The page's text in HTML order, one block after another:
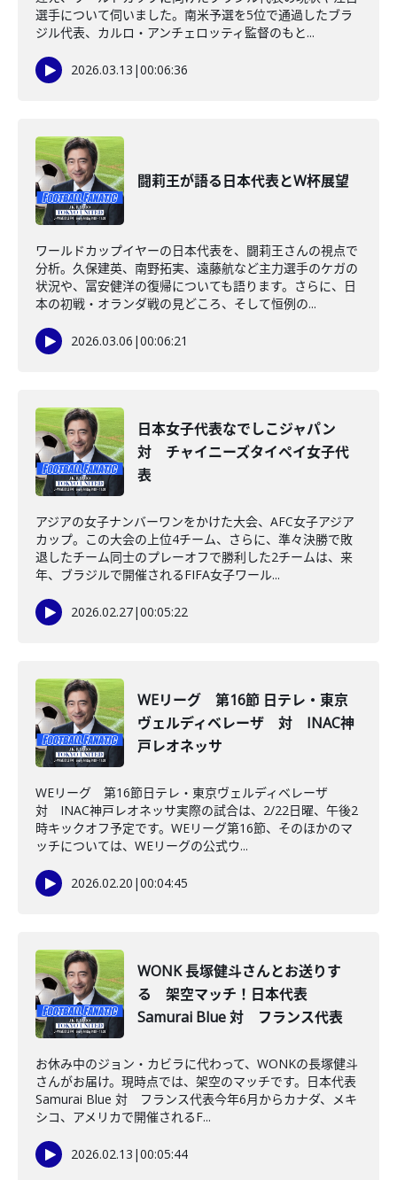
選手について伺いました。南米予選を5位で通過したブラ
ジル代表、カルロ・アンチェロッティ監督のもと...
2026.03.13 |00:06:36
闘莉王が語る日本代表とW杯展望
ワールドカップイヤーの日本代表を、闘莉王さんの視点で
分析。久保建英、南野拓実、遠藤航など主力選手のケガの
状況や、冨安健洋の復帰についても語ります。さらに、日
本の初戦・オランダ戦の見どころ、そして恒例の...
2026.03.06 |00:06:21
日本女子代表なでしこジャパン
対 チャイニーズタイペイ女子代
表
アジアの女子ナンバーワンをかけた大会、AFC女子アジア
カップ。この大会の上位4チーム、さらに、準々決勝で敗
退したチーム同士のプレーオフで勝利した2チームは、来
年、ブラジルで開催されるFIFA女子ワール...
2026.02.27|00:05:22
WEリーグ 第16節 日テレ・東京
ヴェルディベレーザ 対 INAC神
戸レオネッサ
WEリーグ 第16節日テレ・東京ヴェルディベレーザ
対 INAC神戸レオネッサ実際の試合は、2/22日曜、午後2
時キックオフ予定です。WEリーグ第16節、そのほかのマ
ッチについては、WEリーグの公式ウ...
2026.02.20 |00:04:45
WONK 長塚健斗さんとお送りす
る 架空マッチ！日本代表
Samurai Blue 対 フランス代表
お休み中のジョン・カビラに代わって、WONKの長塚健斗
さんがお届け。現時点では、架空のマッチです。日本代表
Samurai Blue 対 フランス代表今年6月からカナダ、メキ
シコ、アメリカで開催されるF...
2026.02.13 |00:05:44